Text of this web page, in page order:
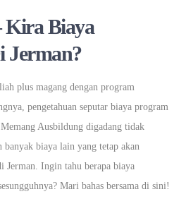
Kira Biaya
Jerman?
plus magang dengan program
pengetahuan seputar biaya program
Ausbildung digadang tidak
biaya lain yang tetap akan
Jerman. Ingin tahu berapa biaya
Mari bahas bersama di sini!